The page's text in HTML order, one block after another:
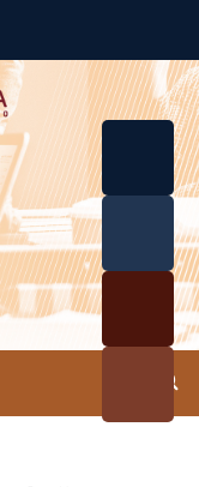
Curricul
Profesio
a
Investig